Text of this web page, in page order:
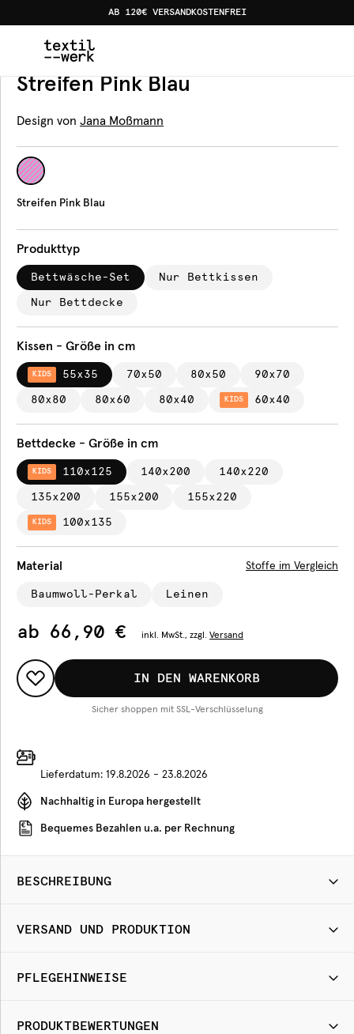
AB 120€ VERSANDKOSTENFREI
Produkte Bettwäsche Streifen Pink Blau
Bettwäsche
Streifen Pink Blau
Design von Jana Moßmann
Streifen Pink Blau
Produkttyp
Bettwäsche-Set Nur Bettkissen
Nur Bettdecke
Kissen - Größe in cm
KIDS 55x35 70x50 80x50 90x70
80x80 80x60 80x40 KIDS 60x40
Bettdecke - Größe in cm
KIDS 110x125 140x200 140x220
135x200 155x200 155x220
KIDS 100x135
Material Stoffe im Vergleich
Baumwoll-Perkal Leinen
ab 66,90 € inkl. MwSt., zzgl. Versand
IN DEN WARENKORB
Sicher shoppen mit SSL-Verschlüsselung
Lieferdatum: 19.8.2026 - 23.8.2026
Nachhaltig in Europa hergestellt
Bequemes Bezahlen u.a. per Rechnung
BESCHREIBUNG
VERSAND UND PRODUKTION
PFLEGEHINWEISE
PRODUKTBEWERTUNGEN